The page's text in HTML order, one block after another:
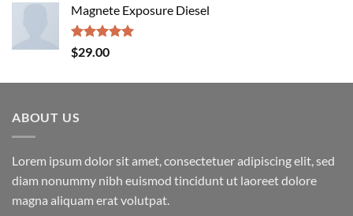
Magnete Exposure Diesel
Rated5.00
out of 5
$29.00
ABOUT US
Lorem ipsum dolor sit amet, consectetuer adipiscing elit, sed
diam nonummy nibh euismod tincidunt ut laoreet dolore
magna aliquam erat volutpat.